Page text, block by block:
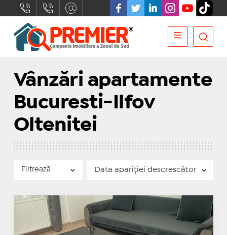
Vânzări apartamente
Bucuresti-Ilfov
Oltenitei
Filtrează